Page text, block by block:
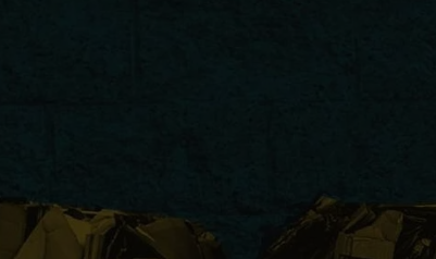
Strato
PrestaShop